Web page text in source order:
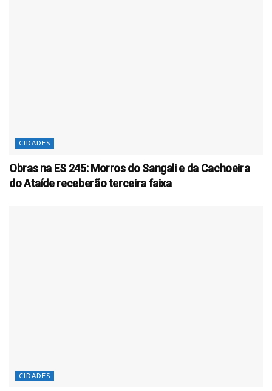
CIDADES
Obras na ES 245: Morros do Sangali e da Cachoeira
do Ataíde receberão terceira faixa
CIDADES